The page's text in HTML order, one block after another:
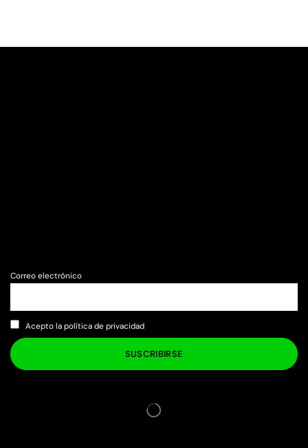
Correo electrónico
Acepto la política de privacidad